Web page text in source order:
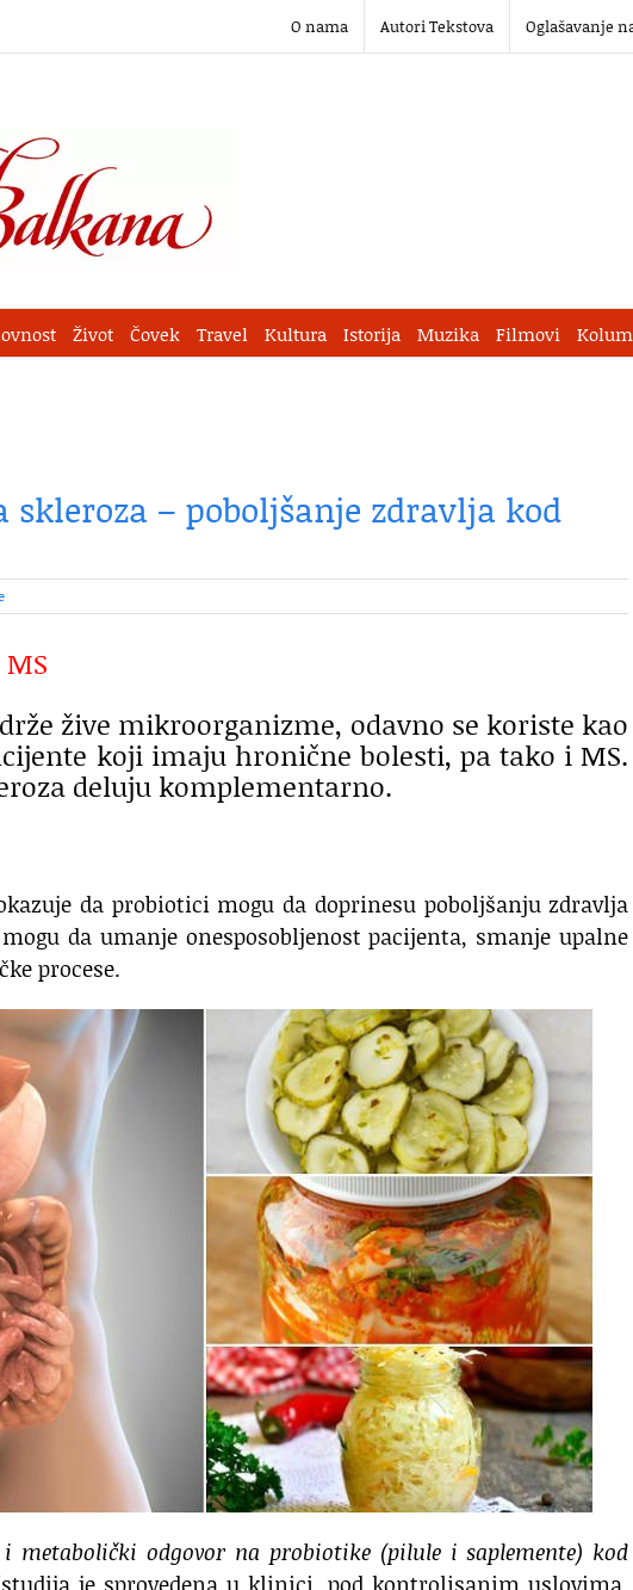
O nama Autori Tekstova Oglašavanje
Život Čovek Travel Kultura Istorija Muzika Filmovi
– poboljšanje zdravlja kod
MS
žive mikroorganizme, odavno se koriste kao
koji imaju hronične bolesti, pa tako i MS.
deluju komplementarno.
da probiotici mogu da doprinesu poboljšanju zdravlja
da umanje onesposobljenost pacijenta, smanje upalne
procese.
metabolički odgovor na probiotike (pilule i saplemente) kod
je sprovedena u klinici, pod kontrolisanim uslovima,